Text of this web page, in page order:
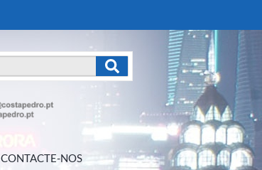
CONTACTE-NOS